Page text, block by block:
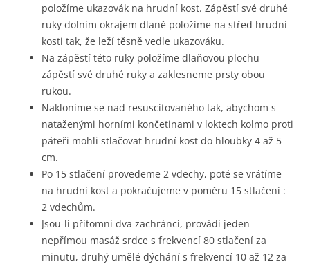
položíme ukazovák na hrudní kost. Zápěstí své druhé
ruky dolním okrajem dlaně položíme na střed hrudní
kosti tak, že leží těsně vedle ukazováku.
Na zápěstí této ruky položíme dlaňovou plochu
zápěstí své druhé ruky a zaklesneme prsty obou
rukou.
Nakloníme se nad resuscitovaného tak, abychom s
nataženými horními končetinami v loktech kolmo proti
páteři mohli stlačovat hrudní kost do hloubky 4 až 5
cm.
Po 15 stlačení provedeme 2 vdechy, poté se vrátíme
na hrudní kost a pokračujeme v poměru 15 stlačení :
2 vdechům.
Jsou-li přítomni dva zachránci, provádí jeden
nepřímou masáž srdce s frekvencí 80 stlačení za
minutu, druhý umělé dýchání s frekvencí 10 až 12 za